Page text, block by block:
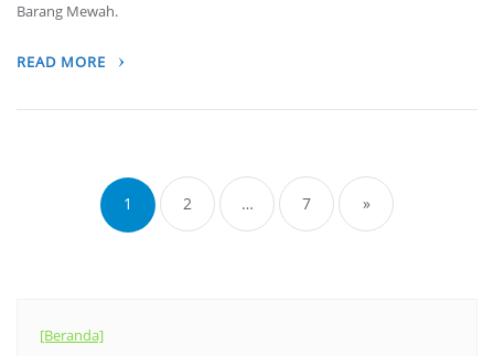
Barang Mewah.
READ MORE
navigation
1 2 … 7 »
[Beranda]